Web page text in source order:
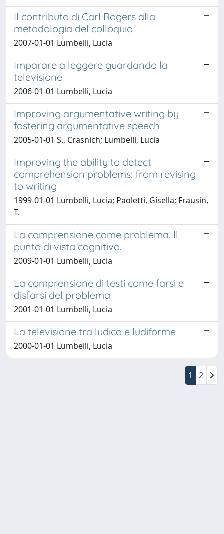
Il contributo di Carl Rogers alla
metodologia del colloquio
2007-01-01 Lumbelli, Lucia
Imparare a leggere guardando la
televisione
2006-01-01 Lumbelli, Lucia
Improving argumentative writing by
fostering argumentative speech
2005-01-01 S., Crasnich; Lumbelli, Lucia
Improving the ability to detect
comprehension problems: from revising
to writing
1999-01-01 Lumbelli, Lucia; Paoletti, Gisella; Frausin,
T.
La comprensione come problema. Il
punto di vista cognitivo.
2009-01-01 Lumbelli, Lucia
La comprensione di testi come farsi e
disfarsi del problema
2001-01-01 Lumbelli, Lucia
La televisione tra ludico e ludiforme
2000-01-01 Lumbelli, Lucia
1 2